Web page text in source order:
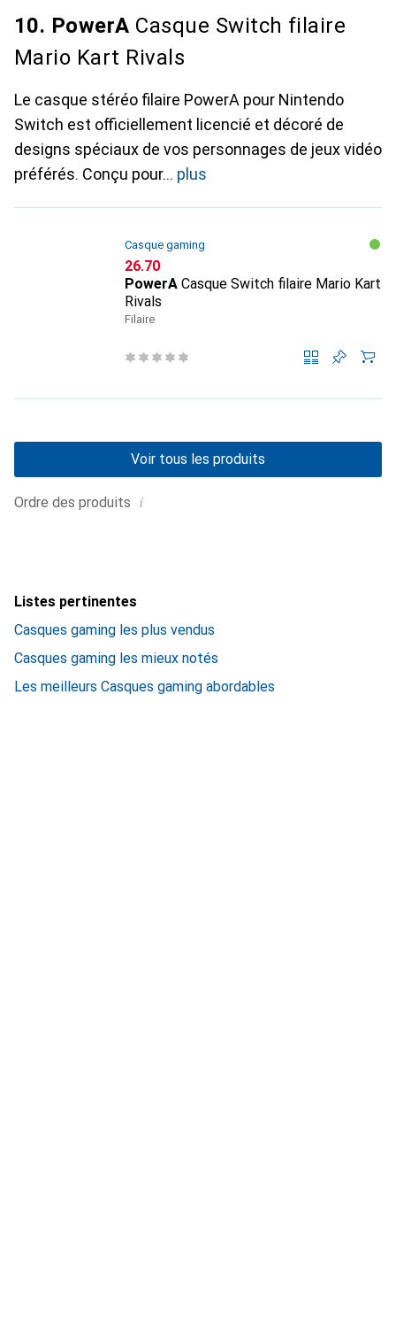
10. PowerA Casque Switch filaire
Mario Kart Rivals
Le casque stéréo filaire PowerA pour Nintendo
Switch est officiellement licencié et décoré de
designs spéciaux de vos personnages de jeux vidéo
préférés. Conçu pour
plus
Casque gaming
CHF
26.70
PowerA Casque Switch filaire Mario Kart
Rivals
Filaire
Ordre des produits i
Voir tous les produits
Listes pertinentes
Casques gaming les plus vendus
Casques gaming les mieux notés
Les meilleurs Casques gaming abordables